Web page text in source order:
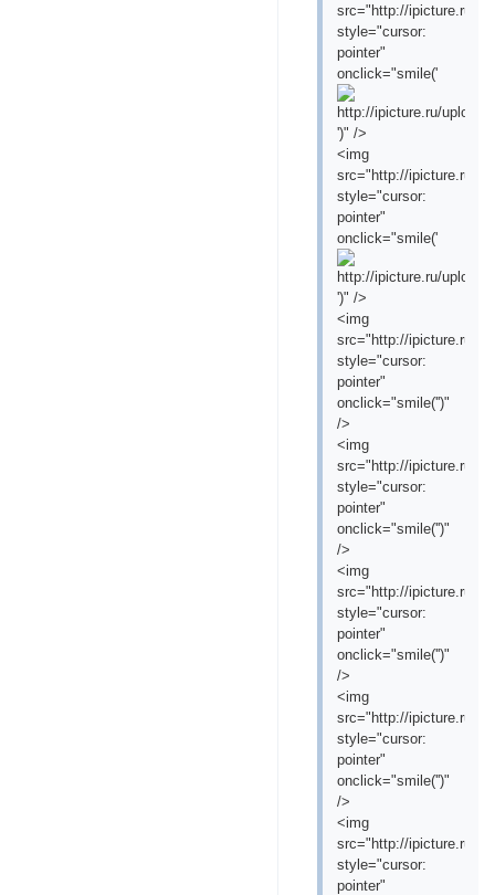
src="http://ipicture.ru/
style="cursor:
pointer"
onclick="smile('
')" />
<img
src="http://ipicture.ru/
style="cursor:
pointer"
onclick="smile('
')" />
<img
src="http://ipicture.ru/
style="cursor:
pointer"
onclick="smile('')"
/>
<img
src="http://ipicture.ru/
style="cursor:
pointer"
onclick="smile('')"
/>
<img
src="http://ipicture.ru/
style="cursor:
pointer"
onclick="smile('')"
/>
<img
src="http://ipicture.ru/
style="cursor:
pointer"
onclick="smile('')"
/>
<img
src="http://ipicture.ru/
style="cursor:
pointer"